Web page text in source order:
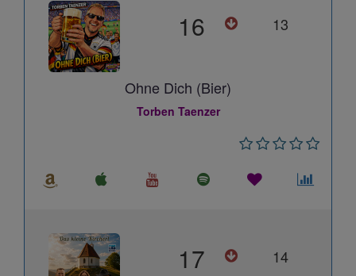
16 13
Ohne Dich (Bier)
Torben Taenzer
17 14